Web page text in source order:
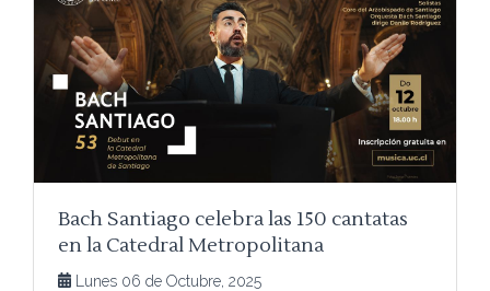
Bach Santiago celebra las 150 cantatas
en la Catedral Metropolitana
Lunes 06 de Octubre, 2025